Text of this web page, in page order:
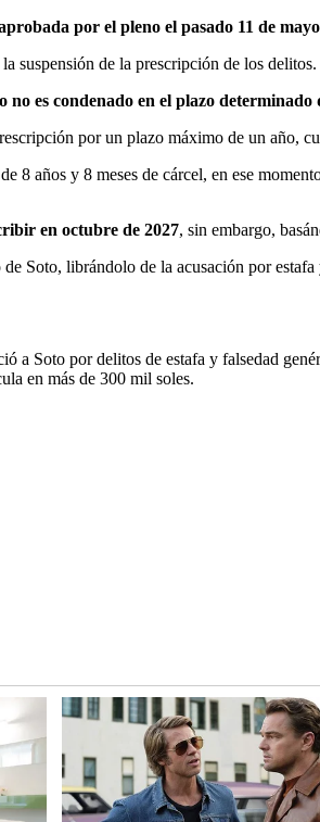
por el pleno el pasado 11 de mayo
suspensión de la prescripción de los delitos.
no es condenado en el plazo
por un plazo máximo de un año,
8 años y 8 meses de cárcel, en ese
en octubre de 2027, sin embargo,
Soto, librándolo de la acusación por
a Soto por delitos de estafa y falsedad
en más de 300 mil soles.